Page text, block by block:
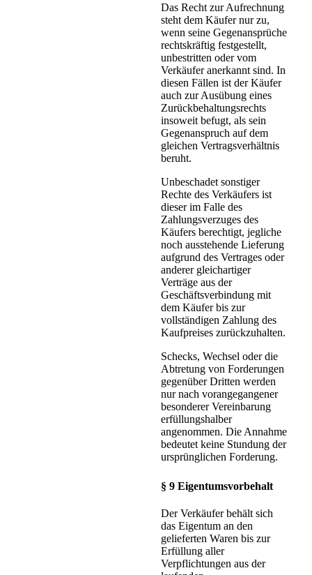
Das Recht zur Aufrechnung
steht dem Käufer nur zu,
wenn seine Gegenansprüche
rechtskräftig festgestellt,
unbestritten oder vom
Verkäufer anerkannt sind. In
diesen Fällen ist der Käufer
auch zur Ausübung eines
Zurückbehaltungsrechts
insoweit befugt, als sein
Gegenanspruch auf dem
gleichen Vertragsverhältnis
beruht.
Unbeschadet sonstiger
Rechte des Verkäufers ist
dieser im Falle des
Zahlungsverzuges des
Käufers berechtigt, jegliche
noch ausstehende Lieferung
aufgrund des Vertrages oder
anderer gleichartiger
Verträge aus der
Geschäftsverbindung mit
dem Käufer bis zur
vollständigen Zahlung des
Kaufpreises zurückzuhalten.
Schecks, Wechsel oder die
Abtretung von Forderungen
gegenüber Dritten werden
nur nach vorangegangener
besonderer Vereinbarung
erfüllungshalber
angenommen. Die Annahme
bedeutet keine Stundung der
ursprünglichen Forderung.
§ 9 Eigentumsvorbehalt
Der Verkäufer behält sich
das Eigentum an den
gelieferten Waren bis zur
Erfüllung aller
Verpflichtungen aus der